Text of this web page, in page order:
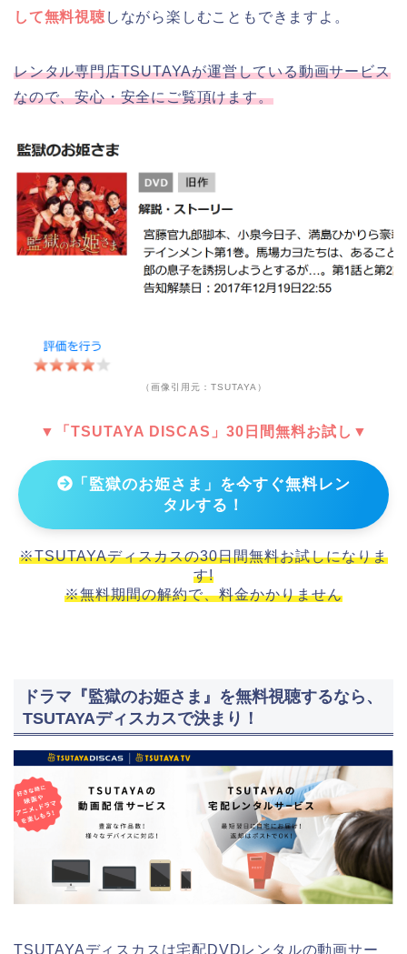
して無料視聴 しながら楽しむこともできますよ。
レンタル専門店TSUTAYAが運営している動画サービス
なので、安心・安全にご覧頂けます。
（画像引用元：TSUTAYA）
▼「TSUTAYA DISCAS」30日間無料お試し▼
「監獄のお姫さま」を今すぐ無料レン
タルする！
※TSUTAYAディスカスの30日間無料お試しになりま
す!
※無料期間の解約で、料金かかりません
ドラマ『監獄のお姫さま』を無料視聴するなら、
TSUTAYAディスカスで決まり！
TSUTAYAディスカスは宅配DVDレンタルの動画サー